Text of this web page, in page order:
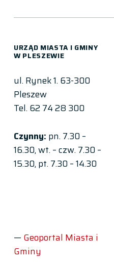
URZĄD MIASTA I GMINY
W PLESZEWIE
ul. Rynek 1. 63-300
Pleszew
Tel. 62 74 28 300
Czynny: pn. 7.30 –
16.30, wt. – czw. 7.30 –
15.30, pt. 7.30 – 14.30
Geoportal Miasta i
Gminy